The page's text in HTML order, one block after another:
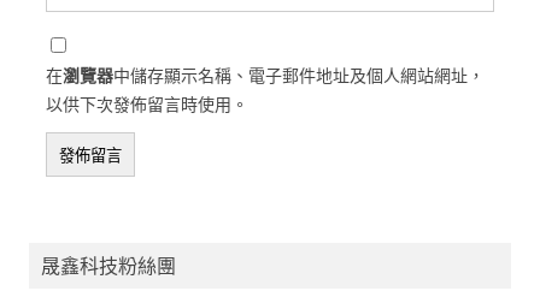
在瀏覽器中儲存顯示名稱、電子郵件地址及個人網站網址，
以供下次發佈留言時使用。
晟鑫科技粉絲團